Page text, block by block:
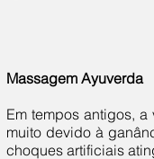
Massagem Ayuverda
Em tempos antigos,
muito devido à
choques artificiais